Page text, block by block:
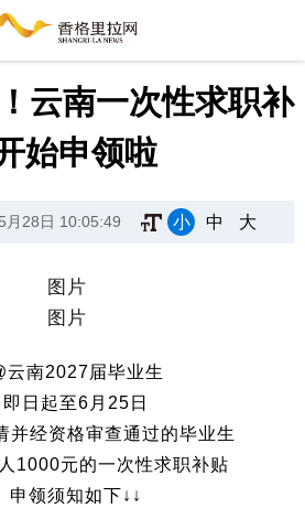
云南一次性求职补
始申领啦
月28日 10:05:49 小 中 大
云南2027届毕业生
即日起至6月25日
并经资格审查通过的毕业生
1000元的一次性求职补贴
申领须知如下↓↓